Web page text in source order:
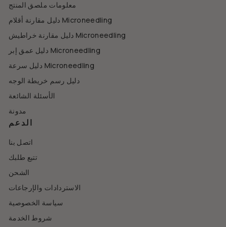
معلومات ملصق المنتج
دليل مقارنة أقلام Microneedling
دليل مقارنة خراطيش Microneedling
دليل عمق إبر Microneedling
دليل سرعة Microneedling
دليل رسم خريطة الوجه
الأسئلة الشائعة
مدونة
الدعم
اتصل بنا
تتبع طلبك
الشحن
الاستردادات والإرجاعات
سياسة الخصوصية
شروط الخدمة